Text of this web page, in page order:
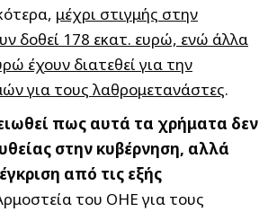
μέχρι στιγμής στην
δοθεί 178 εκατ. ευρώ, ενώ άλλα
έχουν διατεθεί για την
για τους λαθρομετανάστες.
πως αυτά τα χρήματα δεν
στην κυβέρνηση, αλλά
από τις εξής
του ΟΗΕ για τους